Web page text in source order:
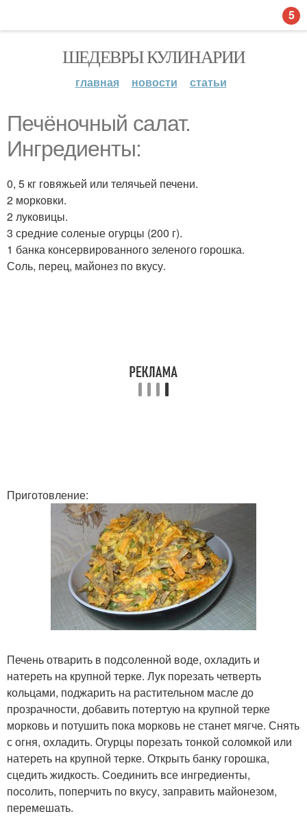
ШЕДЕВРЫ КУЛИНАРИИ
главная новости статьи
Печёночный салат.
Ингредиенты:
0, 5 кг говяжьей или телячьей печени.
2 морковки.
2 луковицы.
3 средние соленые огурцы (200 г).
1 банка консервированного зеленого горошка.
Соль, перец, майонез по вкусу.
Приготовление:
Печень отварить в подсоленной воде, охладить и
натереть на крупной терке. Лук порезать четверть
кольцами, поджарить на растительном масле до
прозрачности, добавить потертую на крупной терке
морковь и потушить пока морковь не станет мягче. Снять
с огня, охладить. Огурцы порезать тонкой соломкой или
натереть на крупной терке. Открыть банку горошка,
сцедить жидкость. Соединить все ингредиенты,
посолить, поперчить по вкусу, заправить майонезом,
перемешать.
5